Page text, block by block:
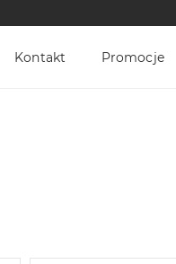
Kontakt Promocje